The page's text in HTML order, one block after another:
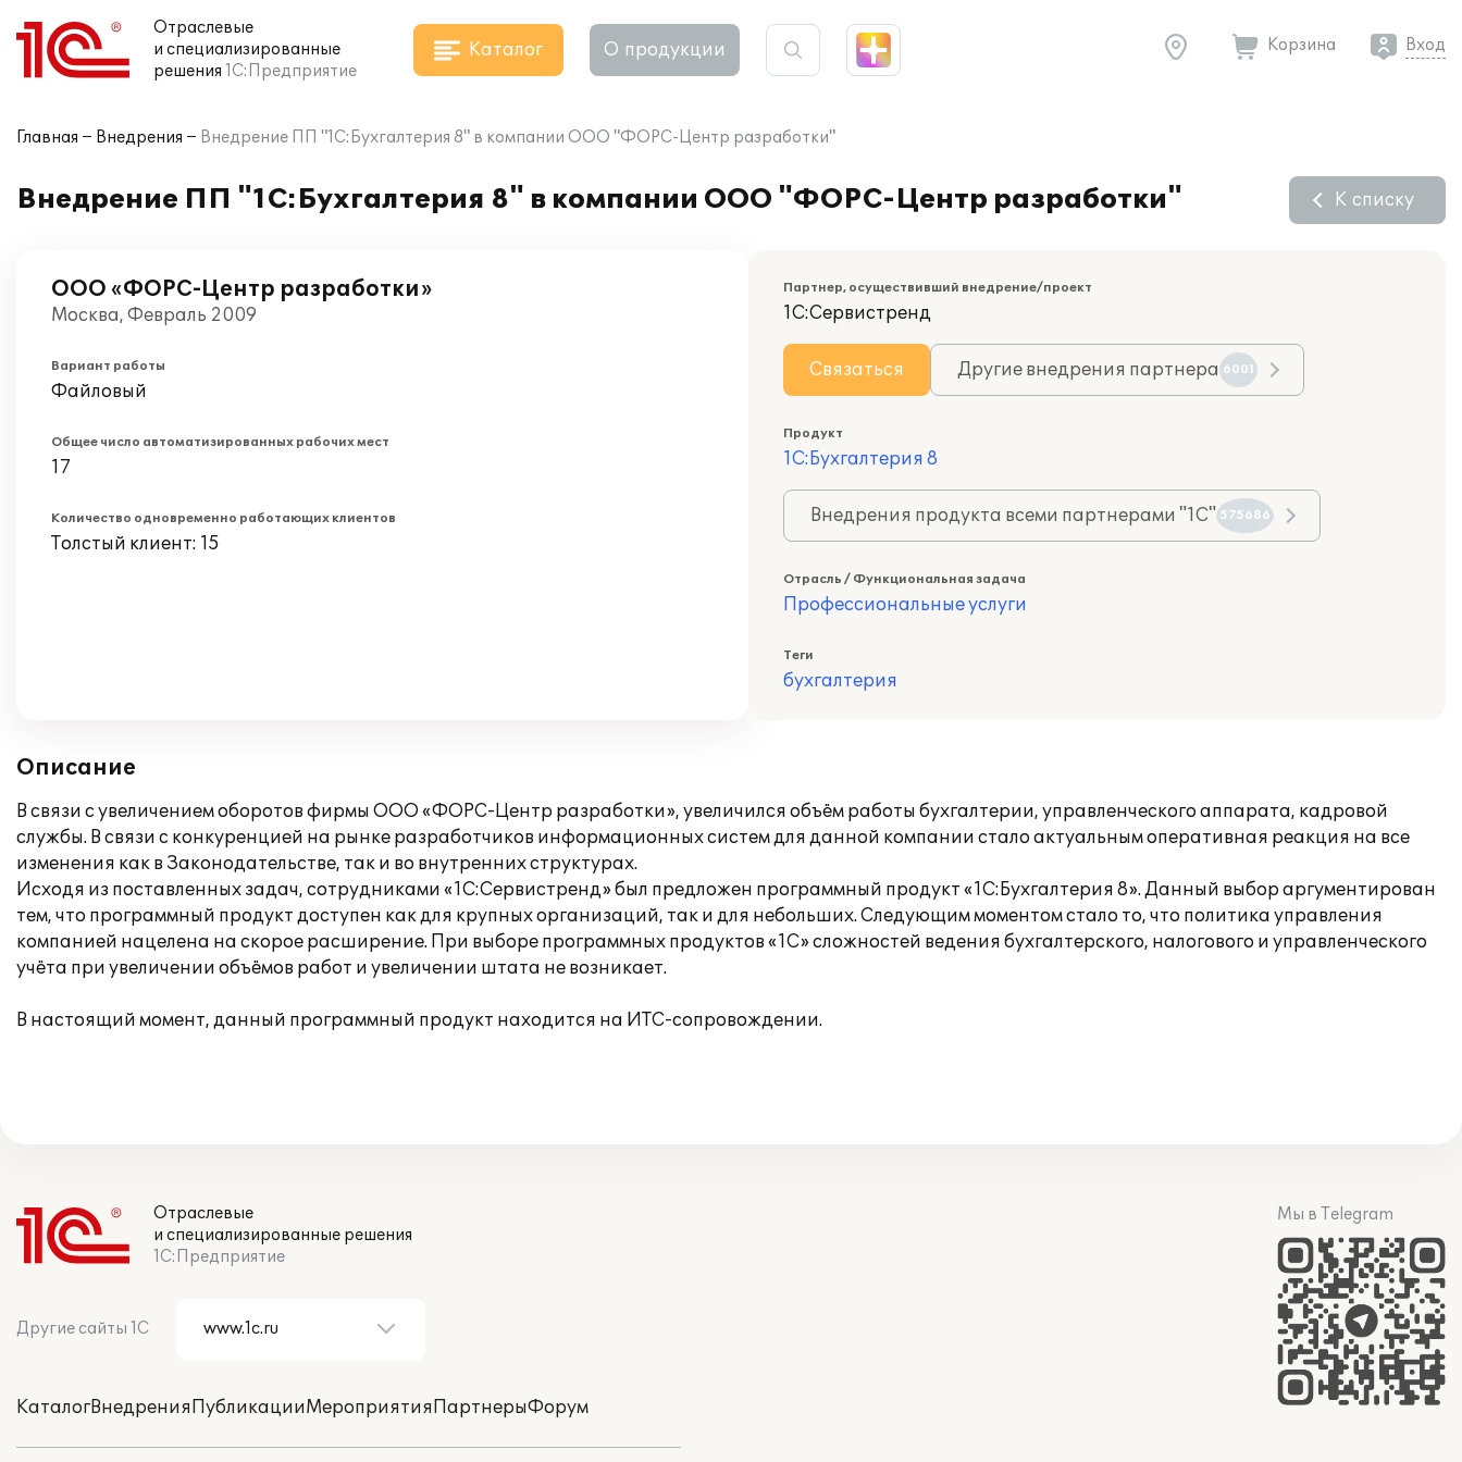
Отраслевые
и специализированные
решения 1С:Предприятие
Каталог О продукции Корзина Вход
Главная Внедрения Внедрение ПП "1С:Бухгалтерия 8" в компании ООО "ФОРС-Центр разработки"
Внедрение ПП "1С:Бухгалтерия 8" в компании ООО "ФОРС-Центр разработки" К списку
ООО «ФОРС-Центр разработки»
Москва, Февраль 2009
Вариант работы
Файловый
Общее число автоматизированных рабочих мест
17
Количество одновременно работающих клиентов
Толстый клиент: 15
Партнер, осуществивший внедрение/проект
1С:Сервистренд
Связаться Другие внедрения партнера 6001
Продукт
1С:Бухгалтерия 8
Внедрения продукта всеми партнерами "1С" 575686
Отрасль / Функциональная задача
Профессиональные услуги
Теги
бухгалтерия
Описание
В связи с увеличением оборотов фирмы ООО «ФОРС-Центр разработки», увеличился объём работы бухгалтерии, управленческого аппарата, кадровой
службы. В связи с конкуренцией на рынке разработчиков информационных систем для данной компании стало актуальным оперативная реакция на все
изменения как в Законодательстве, так и во внутренних структурах.
Исходя из поставленных задач, сотрудниками «1С:Сервистренд» был предложен программный продукт «1С:Бухгалтерия 8». Данный выбор аргументирован
тем, что программный продукт доступен как для крупных организаций, так и для небольших. Следующим моментом стало то, что политика управления
компанией нацелена на скорое расширение. При выборе программных продуктов «1С» сложностей ведения бухгалтерского, налогового и управленческого
учёта при увеличении объёмов работ и увеличении штата не возникает.
В настоящий момент, данный программный продукт находится на ИТС-сопровождении.
Отраслевые
и специализированные решения
1С:Предприятие
Другие сайты 1С
КаталогВнедренияПубликацииМероприятияПартнерыФорум
Мы в Telegram